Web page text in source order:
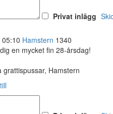
Privat inlägg
Hamstern 1340
en mycket fin 28-årsdag!
grattispussar, Hamstern